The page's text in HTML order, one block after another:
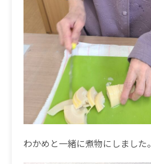
わかめと一緒に煮物にしました。